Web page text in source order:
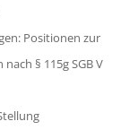
Positionen zur
§ 115g SGB V